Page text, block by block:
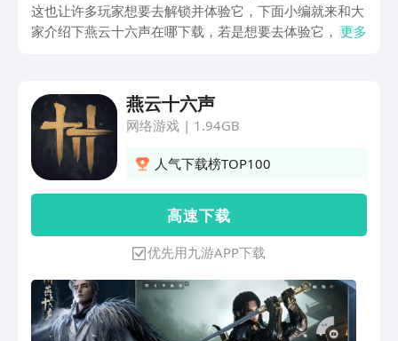
这也让许多玩家想要去解锁并体验它，下面小编就来和大
家介绍下燕云十六声在哪下载，若是想要去体验它，那么
更多
燕云十六声
网络游戏| 1.94GB
人气下载榜TOP100
高 速 下 载
优先用九游APP下载